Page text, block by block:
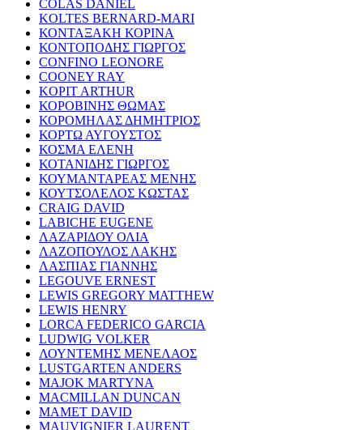
COLAS DANIEL
KOLTES BERNARD-MARI
ΚΟΝΤΑΞΑΚΗ ΚΟΡΙΝΑ
ΚΟΝΤΟΠΟΔΗΣ ΓΙΩΡΓΟΣ
CONFINO LEONORE
COONEY RAY
KOPIT ARTHUR
ΚΟΡΟΒΙΝΗΣ ΘΩΜΑΣ
ΚΟΡΟΜΗΛΑΣ ΔΗΜΗΤΡΙΟΣ
ΚΟΡΤΩ ΑΥΓΟΥΣΤΟΣ
ΚΟΣΜΑ ΕΛΕΝΗ
ΚΟΤΑΝΙΔΗΣ ΓΙΩΡΓΟΣ
ΚΟΥΜΑΝΤΑΡΕΑΣ ΜΕΝΗΣ
ΚΟΥΤΣΟΛΕΛΟΣ ΚΩΣΤΑΣ
CRAIG DAVID
LABICHE EUGENE
ΛΑΖΑΡΙΔΟΥ ΟΛΙΑ
ΛΑΖΟΠΟΥΛΟΣ ΛΑΚΗΣ
ΛΑΣΠΙΑΣ ΓΙΑΝΝΗΣ
LEGOUVE ERNEST
LEWIS GREGORY MATTHEW
LEWIS HENRY
LORCA FEDERICO GARCIA
LUDWIG VOLKER
ΛΟΥΝΤΕΜΗΣ ΜΕΝΕΛΑΟΣ
LUSTGARTEN ANDERS
MAJOK MARTYNA
MACMILLAN DUNCAN
MAMET DAVID
MAUVIGNIER LAURENT